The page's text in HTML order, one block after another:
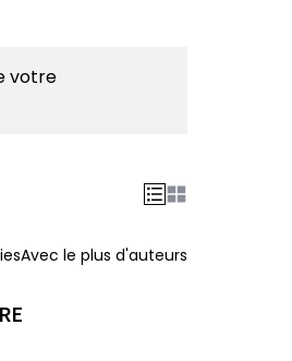
votre
Avec le plus d'auteurs